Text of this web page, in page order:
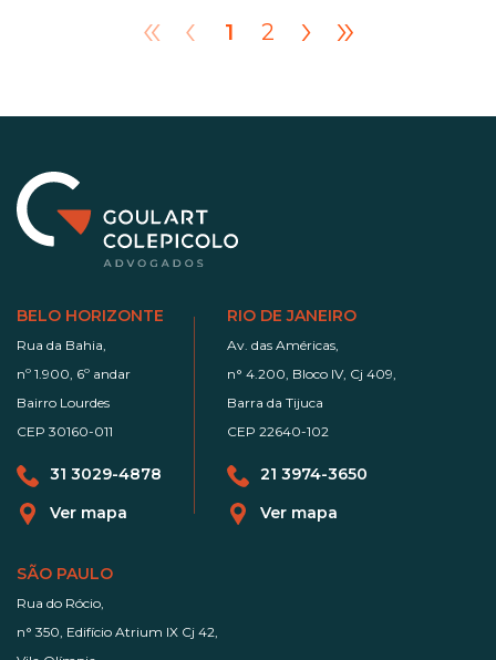
« ‹ 1 2 › »
BELO HORIZONTE
Rua da Bahia,
nº 1.900, 6º andar
Bairro Lourdes
CEP 30160-011
31 3029-4878
Ver mapa
RIO DE JANEIRO
Av. das Américas,
n° 4.200, Bloco IV, Cj 409,
Barra da Tijuca
CEP 22640-102
21 3974-3650
Ver mapa
SÃO PAULO
Rua do Rócio,
n° 350, Edifício Atrium IX Cj 42,